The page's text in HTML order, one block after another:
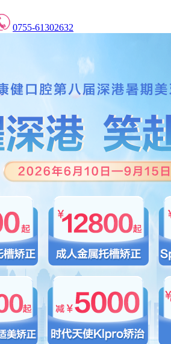
0755-61302632